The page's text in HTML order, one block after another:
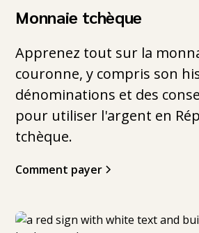
Monnaie tchèque
Apprenez tout sur la
couronne, y compris son
dénominations et des
pour utiliser l'argent en
tchèque.
Comment payer